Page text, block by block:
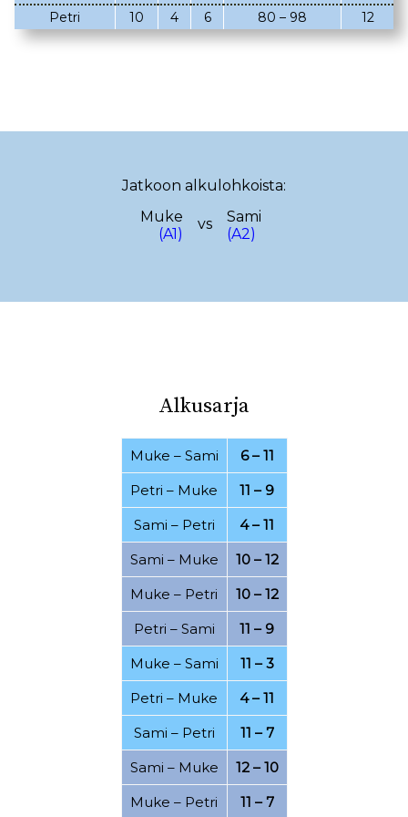
02.03.2023
08.02.2023
22.12.2022
14.12.2022
29.10.2022
19.10.2022
25.09.2022
15.09.2022
18.08.2022
08.08.2022
03.08.2022
30.07.2022
26.07.2022
21.07.2022
20.07.2022
16.07.2022
15.06.2022
25.04.2022
19.04.2022
11.04.2022
07.03.2022
28.02.2022
24.02.2022
21.02.2022
15.02.2022
08.02.2022
06.02.2022
17.01.2022
15.01.2022
12.12.2021
Petri
10 4 6 80 – 98 12
Jatkoon alkulohkoista:
Muke
(A1)
vs
Sami
(A2)
Alkusarja
Muke – Sami
6 – 11
Petri – Muke
11 – 9
Sami – Petri
4 – 11
Sami – Muke
10 – 12
Muke – Petri
10 – 12
Petri – Sami
11 – 9
Muke – Sami
11 – 3
Petri – Muke
4 – 11
Sami – Petri
11 – 7
Sami – Muke
12 – 10
Muke – Petri 11 – 7